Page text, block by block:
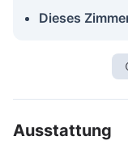
Dieses
Ausstattung